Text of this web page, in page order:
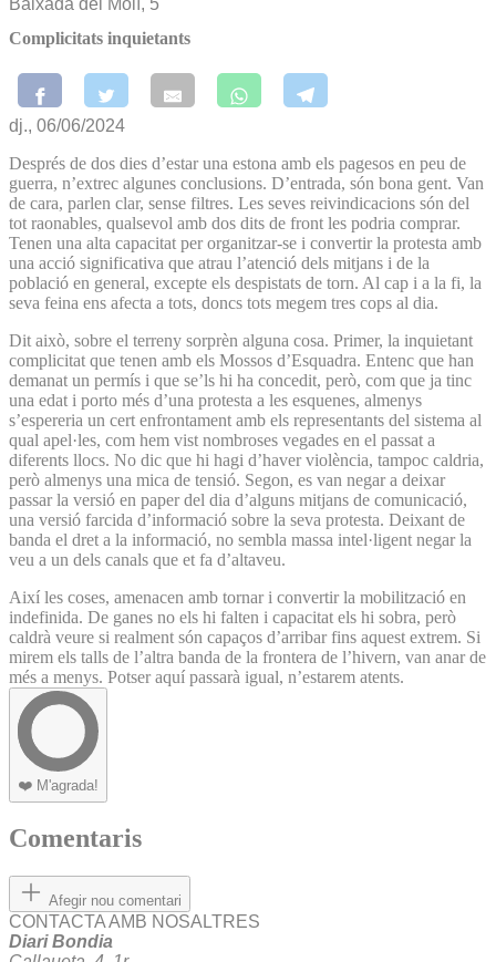
Baixada del Molí, 5
Complicitats inquietants
dj., 06/06/2024
Després de dos dies d’estar una estona amb els pagesos en peu de
guerra, n’extrec algunes conclusions. D’entrada, són bona gent. Van
de cara, parlen clar, sense filtres. Les seves reivindicacions són del
tot raonables, qualsevol amb dos dits de front les podria comprar.
Tenen una alta capacitat per organitzar-se i convertir la protesta amb
una acció significativa que atrau l’atenció dels mitjans i de la
població en general, excepte els despistats de torn. Al cap i a la fi, la
seva feina ens afecta a tots, doncs tots megem tres cops al dia.
Dit això, sobre el terreny sorprèn alguna cosa. Primer, la inquietant
complicitat que tenen amb els Mossos d’Esquadra. Entenc que han
demanat un permís i que se’ls hi ha concedit, però, com que ja tinc
una edat i porto més d’una protesta a les esquenes, almenys
s’espereria un cert enfrontament amb els representants del sistema al
qual apel·les, com hem vist nombroses vegades en el passat a
diferents llocs. No dic que hi hagi d’haver violència, tampoc caldria,
però almenys una mica de tensió. Segon, es van negar a deixar
passar la versió en paper del dia d’alguns mitjans de comunicació,
una versió farcida d’informació sobre la seva protesta. Deixant de
banda el dret a la informació, no sembla massa intel·ligent negar la
veu a un dels canals que et fa d’altaveu.
Així les coses, amenacen amb tornar i convertir la mobilització en
indefinida. De ganes no els hi falten i capacitat els hi sobra, però
caldrà veure si realment són capaços d’arribar fins aquest extrem. Si
mirem els talls de l’altra banda de la frontera de l’hivern, van anar de
més a menys. Potser aquí passarà igual, n’estarem atents.
❤️ M'agrada!
Comentaris
Afegir nou comentari
CONTACTA AMB NOSALTRES
Diari Bondia